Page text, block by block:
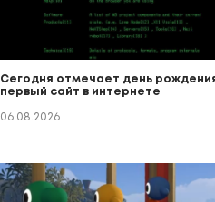
Сегодня отмечает день рождения
первый сайт в интернете
06.08.2026